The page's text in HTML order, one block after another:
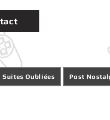
Suites Oubliées Post